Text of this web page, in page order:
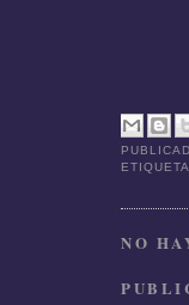
NO